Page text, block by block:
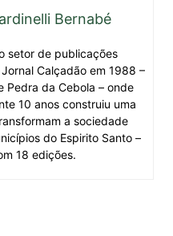
Bernabé
setor de publicações
Calçadão em 1988 –
Pedra da Cebola – onde
10 anos construiu uma
a sociedade
do Espirito Santo –
18 edições.